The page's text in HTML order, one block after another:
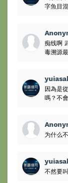
字魚目
痴线啊
毒溯源
因為是
嗎？不
为什么
不然要